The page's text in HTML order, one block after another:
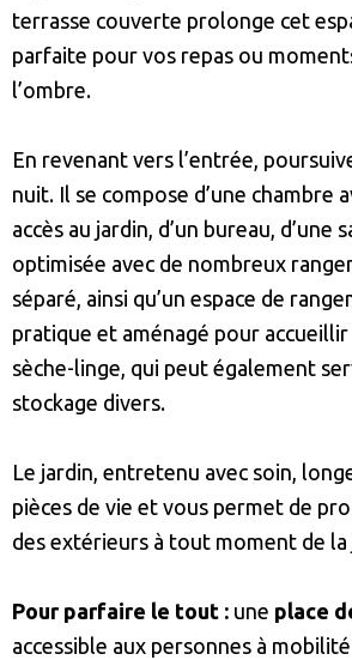
terrasse couverte prolonge cet
parfaite pour vos repas ou
l’ombre.
En revenant vers l’entrée,
nuit. Il se compose d’une chambre
accès au jardin, d’un bureau, d’une
optimisée avec de nombreux
séparé, ainsi qu’un espace de
pratique et aménagé pour
sèche-linge, qui peut également
stockage divers.
Le jardin, entretenu avec soin,
pièces de vie et vous permet de
des extérieurs à tout moment de
Pour parfaire le tout : une place
accessible aux personnes à